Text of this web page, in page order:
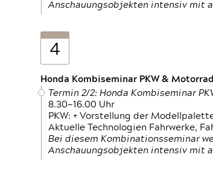
Anschauungsobjekten intensiv mit
4
Honda Kombiseminar PKW &
Termin 2/2: Honda Kombiseminar
8.30—16.00 Uhr
PKW: + Vorstellung der
Aktuelle Technologien Fahrwerke,
Bei diesem Kombinationsseminar
Anschauungsobjekten intensiv mit